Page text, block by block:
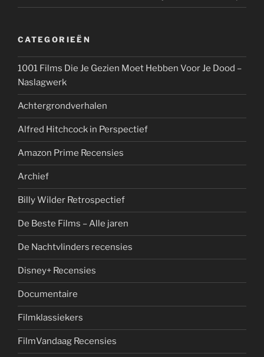
CATEGORIEËN
1001 Films Die Je Gezien Moet Hebben Voor Je Dood –
Naslagwerk
Achtergrondverhalen
Alfred Hitchcock in Perspectief
Amazon Prime Recensies
Archief
Billy Wilder Retrospectief
De Beste Films – Alle jaren
De Nachtvlinders recensies
Disney+ Recensies
Documentaire
Filmklassiekers
FilmVandaag Recensies